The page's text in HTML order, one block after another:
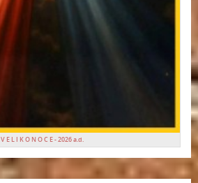
V E L I K O N O C E - 2026 a.d.